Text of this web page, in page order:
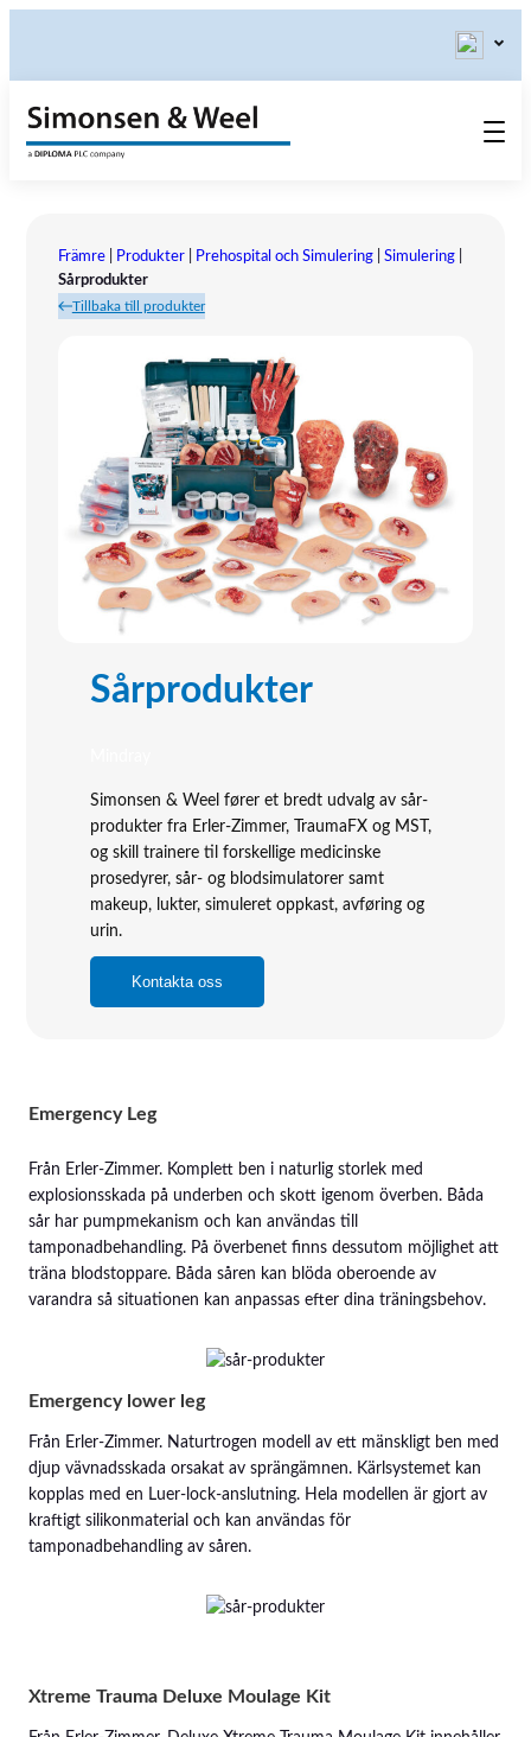
Kontakta oss
Våra värderingar
Om oss
Referensinstallation
Utställningar
Tlf.: 031 – 52 11 40
Främre| Produkter| Prehospital och Simulering| Simulering|
Sårprodukter
Tillbaka till produkter
Sårprodukter
Simonsen & Weel fører et bredt udvalg av sår-
produkter fra Erler-Zimmer, TraumaFX og MST,
og skill trainere til forskellige medicinske
prosedyrer, sår- og blodsimulatorer samt
makeup, lukter, simuleret oppkast, avføring og
urin.
Kontakta oss
Emergency Leg
Från Erler-Zimmer. Komplett ben i naturlig storlek med
explosionsskada på underben och skott igenom överben. Båda
sår har pumpmekanism och kan användas till
tamponadbehandling. På överbenet finns dessutom möjlighet att
träna blodstoppare. Båda såren kan blöda oberoende av
varandra så situationen kan anpassas efter dina träningsbehov.
Emergency lower leg
Från Erler-Zimmer. Naturtrogen modell av ett mänskligt ben med
djup vävnadsskada orsakat av sprängämnen. Kärlsystemet kan
kopplas med en Luer-lock-anslutning. Hela modellen är gjort av
kraftigt silikonmaterial och kan användas för
tamponadbehandling av såren.
Xtreme Trauma Deluxe Moulage Kit